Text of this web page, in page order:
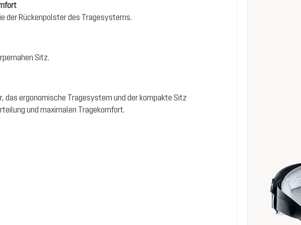
der Rückenpolster des Tragesystems.
Sitz.
das ergonomische Tragesystem und der kompakte Sitz
und maximalen Tragekomfort.